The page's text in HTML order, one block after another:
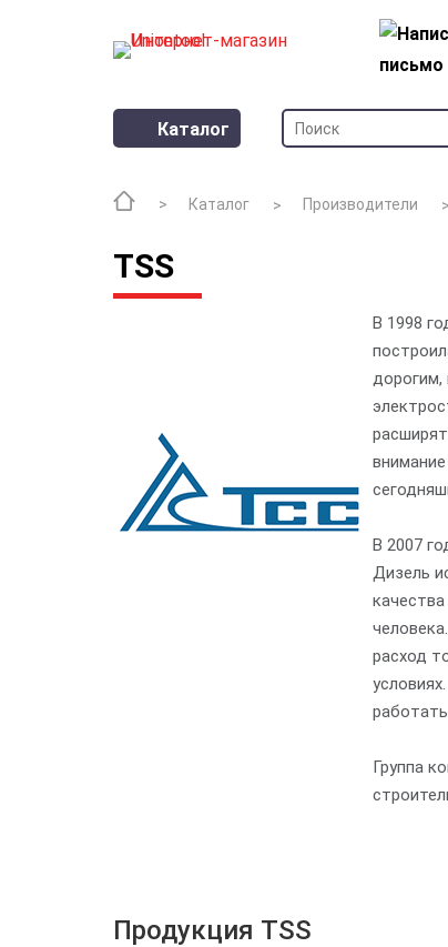
Каталог
Каталог Производители
TSS
В 1998
дорогим,
В 2007
Дизель
расход
Группа
Продукция TSS